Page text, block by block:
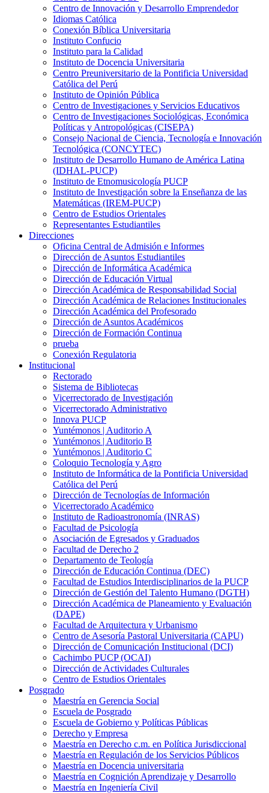
Centro de Innovación y Desarrollo Emprendedor
Idiomas Católica
Conexión Bíblica Universitaria
Instituto Confucio
Instituto para la Calidad
Instituto de Docencia Universitaria
Centro Preuniversitario de la Pontificia Universidad
Católica del Perú
Instituto de Opinión Pública
Centro de Investigaciones y Servicios Educativos
Centro de Investigaciones Sociológicas, Económica
Políticas y Antropológicas (CISEPA)
Consejo Nacional de Ciencia, Tecnología e Innovación
Tecnológica (CONCYTEC)
Instituto de Desarrollo Humano de América Latina
(IDHAL-PUCP)
Instituto de Etnomusicología PUCP
Instituto de Investigación sobre la Enseñanza de las
Matemáticas (IREM-PUCP)
Centro de Estudios Orientales
Representantes Estudiantiles
Direcciones
Oficina Central de Admisión e Informes
Dirección de Asuntos Estudiantiles
Dirección de Informática Académica
Dirección de Educación Virtual
Dirección Académica de Responsabilidad Social
Dirección Académica de Relaciones Institucionales
Dirección Académica del Profesorado
Dirección de Asuntos Académicos
Dirección de Formación Continua
prueba
Conexión Regulatoria
Institucional
Rectorado
Sistema de Bibliotecas
Vicerrectorado de Investigación
Vicerrectorado Administrativo
Innova PUCP
Yuntémonos | Auditorio A
Yuntémonos | Auditorio B
Yuntémonos | Auditorio C
Coloquio Tecnología y Agro
Instituto de Informática de la Pontificia Universidad
Católica del Perú
Dirección de Tecnologías de Información
Vicerrectorado Académico
Instituto de Radioastronomía (INRAS)
Facultad de Psicología
Asociación de Egresados y Graduados
Facultad de Derecho 2
Departamento de Teología
Dirección de Educación Continua (DEC)
Facultad de Estudios Interdisciplinarios de la PUCP
Dirección de Gestión del Talento Humano (DGTH)
Dirección Académica de Planeamiento y Evaluación
(DAPE)
Facultad de Arquitectura y Urbanismo
Centro de Asesoría Pastoral Universitaria (CAPU)
Dirección de Comunicación Institucional (DCI)
Cachimbo PUCP (OCAI)
Dirección de Actividades Culturales
Centro de Estudios Orientales
Posgrado
Maestría en Gerencia Social
Escuela de Posgrado
Escuela de Gobierno y Políticas Públicas
Derecho y Empresa
Maestría en Derecho c.m. en Política Jurisdiccional
Maestría en Regulación de los Servicios Públicos
Maestría en Docencia universitaria
Maestría en Cognición Aprendizaje y Desarrollo
Maestría en Ingeniería Civil